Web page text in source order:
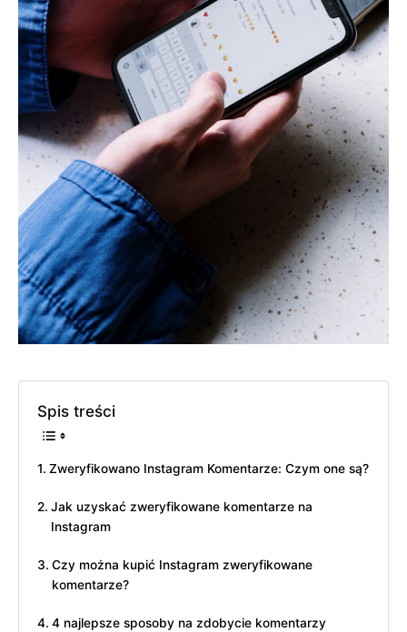
Spis treści
Zweryfikowano Instagram Komentarze: Czym one są?
Jak uzyskać zweryfikowane komentarze na
Instagram
Czy można kupić Instagram zweryfikowane
komentarze?
4 najlepsze sposoby na zdobycie komentarzy